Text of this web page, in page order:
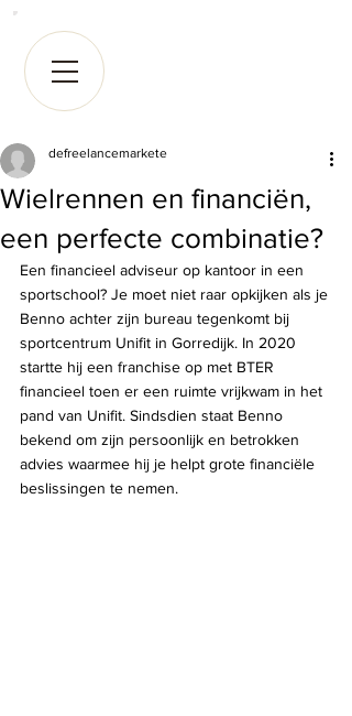
Wielrennen en financiën,
een perfecte combinatie?
defreelancemarkete
Een financieel adviseur op kantoor in een
sportschool? Je moet niet raar opkijken als je
Benno achter zijn bureau tegenkomt bij
sportcentrum Unifit in Gorredijk. In 2020
startte hij een franchise op met BTER
financieel toen er een ruimte vrijkwam in het
pand van Unifit. Sindsdien staat Benno
bekend om zijn persoonlijk en betrokken
advies waarmee hij je helpt grote financiële
beslissingen te nemen.